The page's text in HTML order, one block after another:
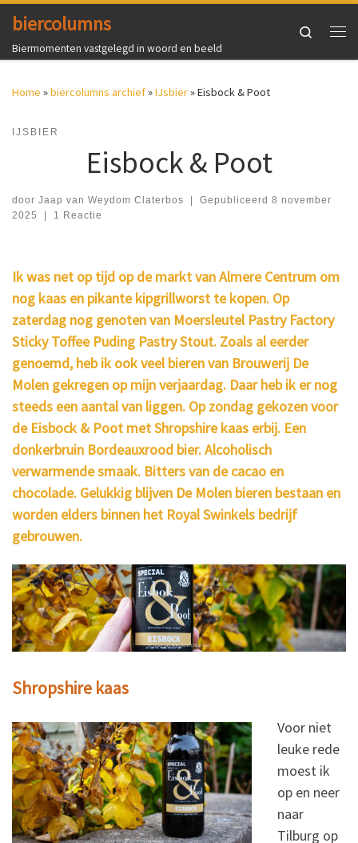
Ga naar inhoud
biercolumns
Biermomenten vastgelegd in woord en beeld
Search
Home »biercolumns archief»IJsbier»Eisbock & Poot
IJSBIER
Eisbock & Poot
door Jaap van Weydom Claterbos Gepubliceerd 8 november
2025
1 Reactie
Ik was net op tijd op de markt van Almere Centrum om
nog kaas en pikante kipgrillworst te kopen. Op
zaterdag nog genoten van Moersleutel Pastry Factory
Sticky Toffee Puding Pastry Stout. Zoals al eerder
genoemd, heb ik ook veel bieren van Brouwerij De
Molen gekregen op mijn verjaardag. Daar heb ik er nog
steeds een aantal van liggen. Op zondag gekozen voor
de Eisbock & Poot met Shropshire kaas erbij. Een
donkerbruin Bordeauxrood bier. Alcoholisch
verwarmende smaak. Bitters van de cacao en
chocolade. Gelukkig blijven De Molen bieren bestaan en
worden elders binnen het Royal Swinkels bedrijf
gebrouwen.
Shropshire kaas
Voor niet
leuke rede
moest ik
op en neer
naar
Tilburg op